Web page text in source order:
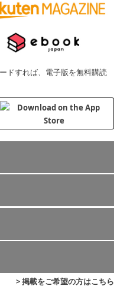
ドすれば、電子版を無料購読
> 掲載をご希望の方はこちら